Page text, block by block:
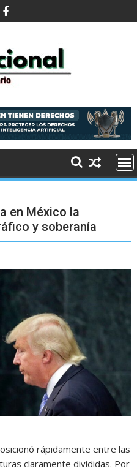
en México la
y soberanía
rápidamente entre las
claramente divididas. Por